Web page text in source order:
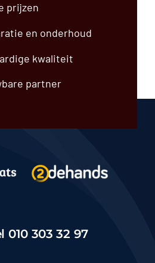
prijzen
en onderhoud
kwaliteit
partner
010 303 32 97